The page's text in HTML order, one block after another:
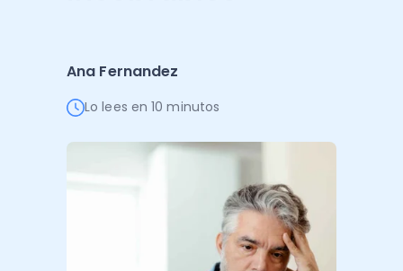
Ver todo
Ver TodoAna Fernandez
Lo lees en 10 minutos